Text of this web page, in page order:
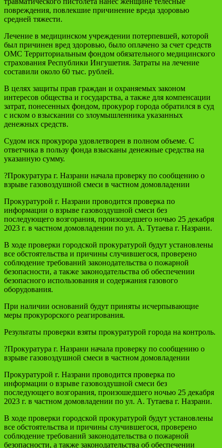
повреждения, повлекшие причинение вреда здоровью
средней тяжести.
Лечение в медицинском учреждении потерпевшей, которой
был причинен вред здоровью, было оплачено за счет средств
ОМС Территориальным фондом обязательного медицинского
страхования Республики Ингушетия. Затраты на лечение
составили около 60 тыс. рублей.
В целях защиты прав граждан и охраняемых законом
интересов общества и государства, а также для компенсации
затрат, понесенных фондом, прокурор города обратился в суд
с иском о взыскании со злоумышленника указанных
денежных средств.
Судом иск прокурора удовлетворен в полном объеме. С
ответчика в пользу фонда взысканы денежные средства на
указанную сумму.
?Прокуратура г. Назрани начала проверку по сообщению о
взрыве газовоздушной смеси в частном домовладении
Прокуратурой г. Назрани проводится проверка по
информации о взрыве газовоздушной смеси без
последующего возгорания, произошедшего ночью 25 декабря
2023 г. в частном домовладении по ул. А. Тутаева г. Назрани.
В ходе проверки городской прокуратурой будут установлены
все обстоятельства и причины случившегося, проверено
соблюдение требований законодательства о пожарной
безопасности, а также законодательства об обеспечении
безопасного использования и содержания газового
оборудования.
При наличии оснований будут приняты исчерпывающие
меры прокурорского реагирования.
Результаты проверки взяты прокуратурой города на контроль.
?Прокуратура г. Назрани начала проверку по сообщению о
взрыве газовоздушной смеси в частном домовладении
Прокуратурой г. Назрани проводится проверка по
информации о взрыве газовоздушной смеси без
последующего возгорания, произошедшего ночью 25 декабря
2023 г. в частном домовладении по ул. А. Тутаева г. Назрани.
В ходе проверки городской прокуратурой будут установлены
все обстоятельства и причины случившегося, проверено
соблюдение требований законодательства о пожарной
безопасности, а также законодательства об обеспечении